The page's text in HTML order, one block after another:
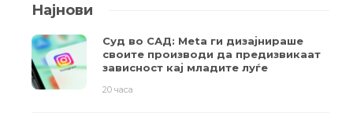
Најнови
Суд во САД: Meta ги дизајнираше
своите производи да предизвикаат
зависност кај младите луѓе
20 часа